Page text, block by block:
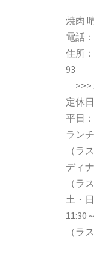
焼肉
電話：
住所
93
>>>
定休
平日：
ラン
（ラ
ディ
（ラ
土・
11:30
（ラ